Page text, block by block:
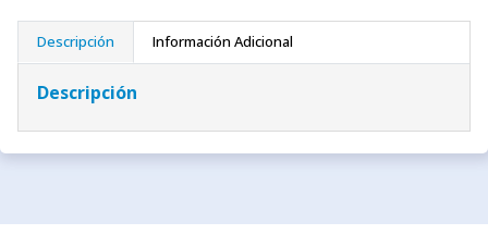
Descripción Información Adicional
Descripción